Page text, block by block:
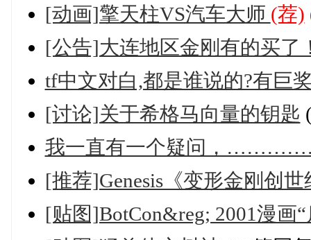
[动画]擎天柱VS汽车大师 (荐)
[公告]大连地区金刚有的买了
tf中文对白,都是谁说的?有巨
[讨论]关于希格马向量的钥匙
我一直有一个疑问，
[推荐]Genesis《变形金刚创
[贴图]BotCon&reg; 2001漫画“